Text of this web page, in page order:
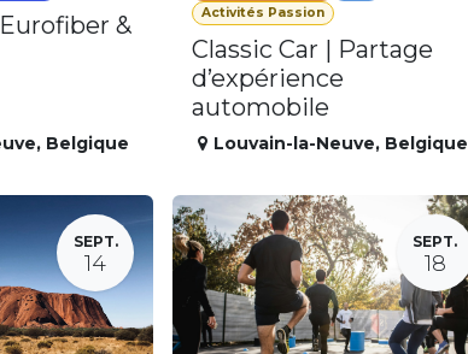
&
, Belgique
Activités Passion
Classic Car | Partage
d’expérience
automobile
Louvain-la-Neuve, Belgique
SEPT.
14
SEPT.
18